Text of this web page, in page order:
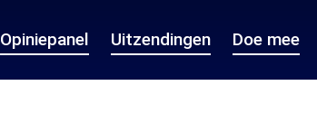
Opiniepanel Uitzendingen Doe mee